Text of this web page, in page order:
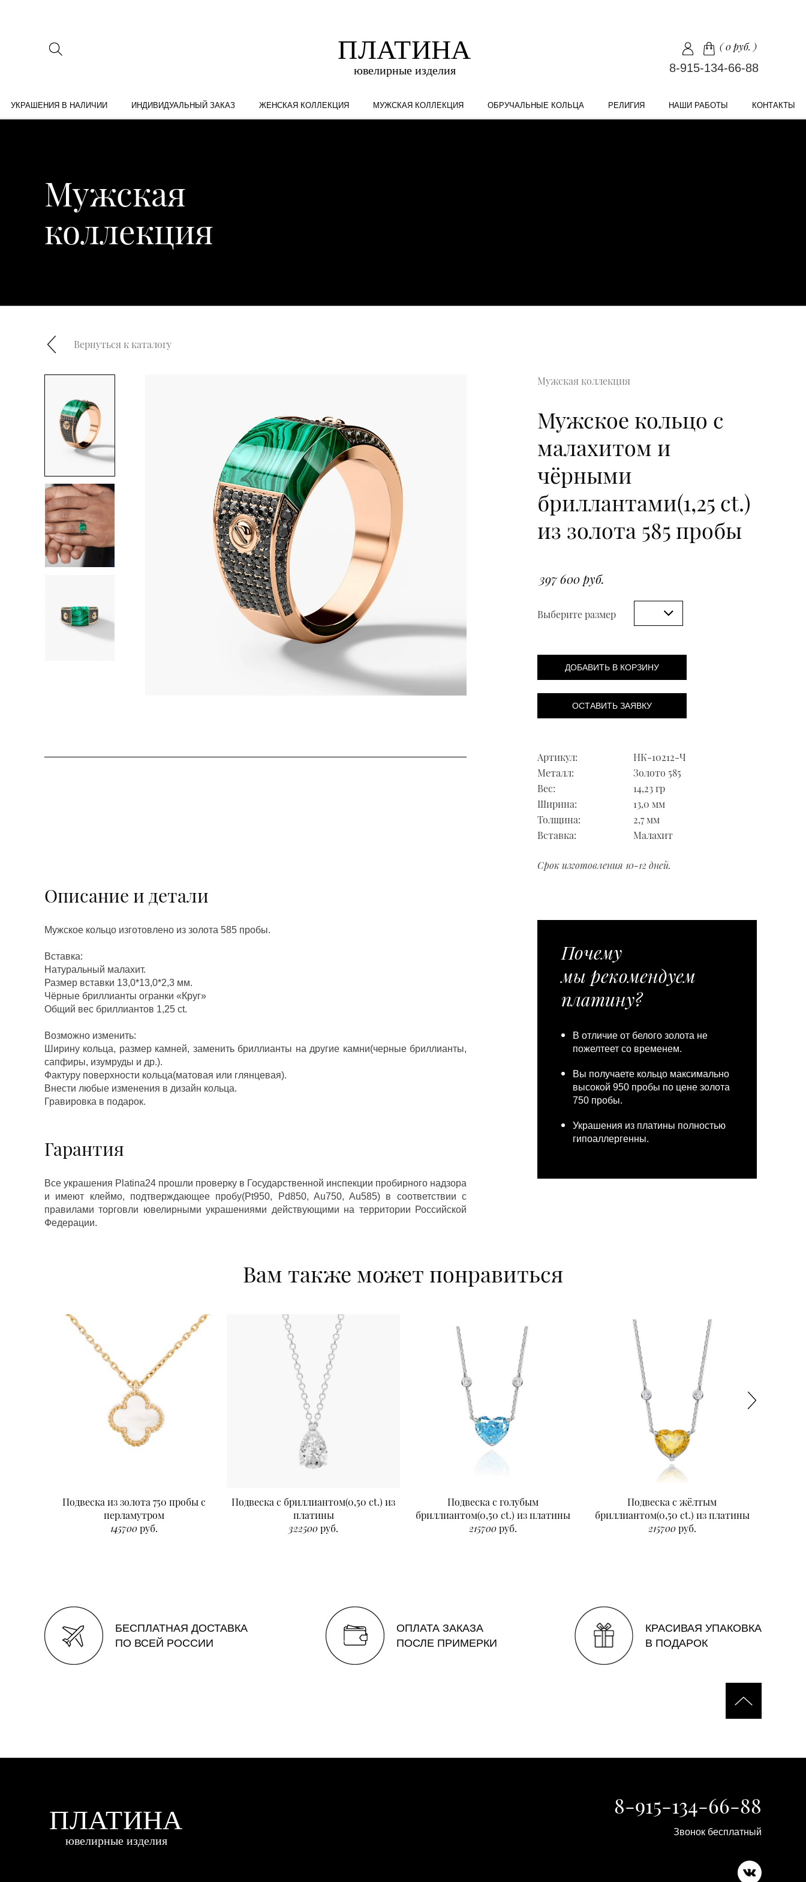
(0 руб. )
8-915-134-66-88
УКРАШЕНИЯ В НАЛИЧИИ ИНДИВИДУАЛЬНЫЙ ЗАКАЗ ЖЕНСКАЯ КОЛЛЕКЦИЯ МУЖСКАЯ КОЛЛЕКЦИЯ ОБРУЧАЛЬНЫЕ КОЛЬЦА РЕЛИГИЯ НАШИ РАБОТЫ КОНТАКТЫ
Мужская
коллекция
Вернуться к каталогу
Мужская коллекция
Мужское кольцо с
малахитом и
чёрными
бриллантами(1,25 ct.)
из золота 585 пробы
397 600 руб.
Выберите размер
ДОБАВИТЬ В КОРЗИНУ
ОСТАВИТЬ ЗАЯВКУ
Артикул:
НК-10212-Ч
Металл:
Золото 585
Вес:
14,23 гр
Ширина:
13,0 мм
Толщина:
2,7 мм
Вставка:
Малахит
Срок изготовления 10-12 дней.
Описание и детали
Мужское кольцо изготовлено из золота 585 пробы.
Вставка:
Натуральный малахит.
Размер вставки 13,0*13,0*2,3 мм.
Чёрные бриллианты огранки «Круг»
Общий вес бриллиантов 1,25 ct.
Возможно изменить:
Ширину кольца, размер камней, заменить бриллианты на другие камни(черные бриллианты,
сапфиры, изумруды и др.).
Фактуру поверхности кольца(матовая или глянцевая).
Внести любые изменения в дизайн кольца.
Гравировка в подарок.
Гарантия
Все украшения Platina24 прошли проверку в Государственной инспекции пробирного надзора
и имеют клеймо, подтверждающее пробу(Pt950, Pd850, Au750, Au585) в соответствии с
правилами торговли ювелирными украшениями действующими на территории Российской
Федерации.
Почему
мы рекомендуем
платину?
В отличие от белого золота не
пожелтеет со временем.
Вы получаете кольцо максимально
высокой 950 пробы по цене золота
750 пробы.
Украшения из платины полностью
гипоаллергенны.
Вам также может понравиться
Подвеска из золота 750 пробы с
перламутром
145700руб.
Подвеска с бриллиантом(0,50 ct.) из
платины
322500руб.
Подвеска с голубым
бриллиантом(0,50 ct.) из платины
215700руб.
Подвеска с жёлтым
бриллиантом(0,50 ct.) из платины
215700руб.
БЕСПЛАТНАЯ ДОСТАВКА
ПО ВСЕЙ РОССИИ
ОПЛАТА ЗАКАЗА
ПОСЛЕ ПРИМЕРКИ
КРАСИВАЯ УПАКОВКА
В ПОДАРОК
8-915-134-66-88
Звонок бесплатный